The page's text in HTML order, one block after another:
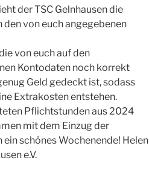
der TSC Gelnhausen die
von euch angegebenen
von euch auf den
Kontodaten noch korrekt
Geld gedeckt ist, sodass
Extrakosten entstehen.
Pflichtstunden aus 2024
mit dem Einzug der
schönes Wochenende! Helen
e.V.